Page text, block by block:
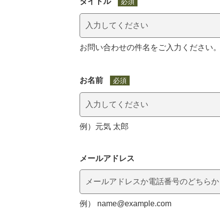
必須
お問い合わせの件名をご入力ください
お名前 必須
例）元気 太郎
メールアドレス
例） name@example.com